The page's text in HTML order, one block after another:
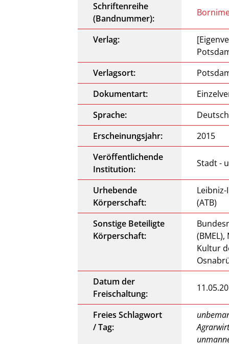
Schriftenreihe
(Bandnummer):
Verlag:
Verlagsort:
Dokumentart:
Sprache:
Deutsch
Erscheinungsjahr:
2015
Veröffentlichende
Institution:
Stadt -
Urhebende
Körperschaft:
(ATB)
Sonstige Beteiligte
Körperschaft:
Kultur
Datum der
Freischaltung:
Freies Schlagwort
/ Tag: